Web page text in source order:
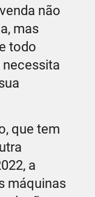
não
mas
todo
que tem
a
máquinas